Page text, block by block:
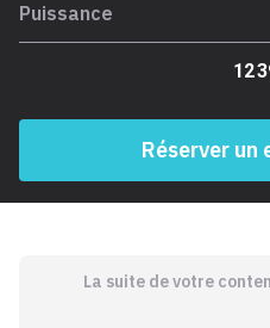
Puissance
12
Réserver
La suite de votre